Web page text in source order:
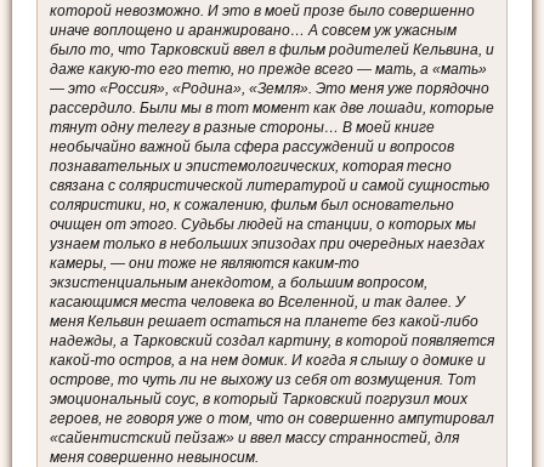
которой невозможно. И это в моей прозе было совершенно
иначе воплощено и аранжировано… А совсем уж ужасным
было то, что Тарковский ввел в фильм родителей Кельвина, и
даже какую-то его тетю, но прежде всего — мать, а «мать»
— это «Россия», «Родина», «Земля». Это меня уже порядочно
рассердило. Были мы в тот момент как две лошади, которые
тянут одну телегу в разные стороны… В моей книге
необычайно важной была сфера рассуждений и вопросов
познавательных и эпистемологических, которая тесно
связана с соляристической литературой и самой сущностью
соляристики, но, к сожалению, фильм был основательно
очищен от этого. Судьбы людей на станции, о которых мы
узнаем только в небольших эпизодах при очередных наездах
камеры, — они тоже не являются каким-то
экзистенциальным анекдотом, а большим вопросом,
касающимся места человека во Вселенной, и так далее. У
меня Кельвин решает остаться на планете без какой-либо
надежды, а Тарковский создал картину, в которой появляется
какой-то остров, а на нем домик. И когда я слышу о домике и
острове, то чуть ли не выхожу из себя от возмущения. Тот
эмоциональный соус, в который Тарковский погрузил моих
героев, не говоря уже о том, что он совершенно ампутировал
«сайентистский пейзаж» и ввел массу странностей, для
меня совершенно невыносим.